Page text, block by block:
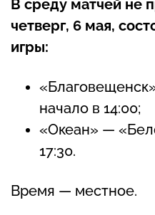
В среду матчей не
четверг, 6 мая,
игры:
начало в 14:00;
«Океан» —
17:30.
Время — местное.